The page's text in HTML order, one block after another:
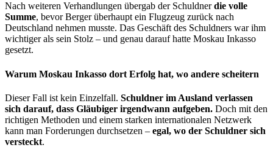
Nach weiteren Verhandlungen übergab der Schuldnerdie volle
Summe, bevor Berger überhaupt ein Flugzeug zurück nach
Deutschland nehmen musste. Das Geschäft des Schuldners war ihm
wichtiger als sein Stolz – und genau darauf hatte Moskau Inkasso
gesetzt.
Warum Moskau Inkasso dort Erfolg hat, wo andere scheitern
Dieser Fall ist kein Einzelfall. Schuldner im Ausland verlassen
sich darauf, dass Gläubiger irgendwann aufgeben. Doch mit den
richtigen Methoden und einem starken internationalen Netzwerk
kann man Forderungen durchsetzen – egal, wo der Schuldner sich
versteckt.